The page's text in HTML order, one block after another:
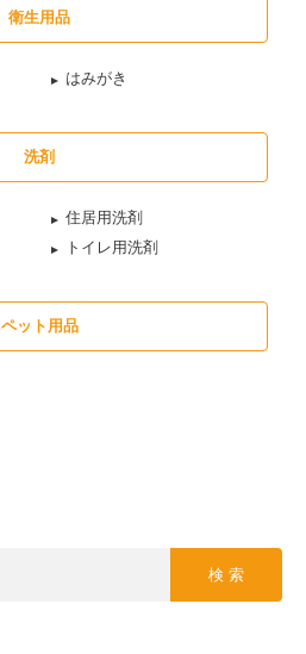
衛生用品
はみがき
洗剤
住居用洗剤
トイレ用洗剤
ペット用品
検 索